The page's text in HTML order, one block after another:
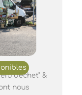
déchet" &
nous